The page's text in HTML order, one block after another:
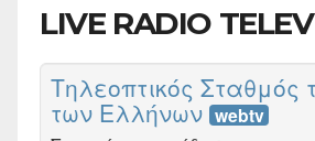
LIVE RADIO